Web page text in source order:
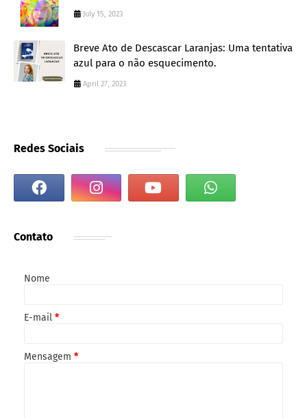
July 15, 2023
Breve Ato de Descascar Laranjas: Uma tentativa
azul para o não esquecimento.
April 27, 2023
Redes Sociais
Contato
Nome
E-mail *
Mensagem *